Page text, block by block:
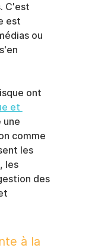
C'est
est
ou
ont
et
une
comme
les
les
des
à la